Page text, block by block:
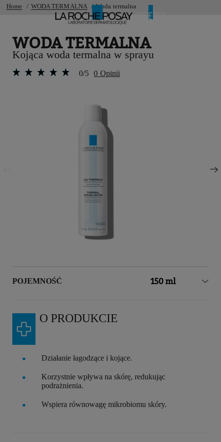
Home WODA TERMALNA Woda termalna
WODA TERMALNA
Kojąca woda termalna w sprayu
0/5 0 Opinii
Następny panel
POJEMNOŚĆ
Volume150 ml
O PRODUKCIE
Działanie łagodzące i kojące.
Korzystnie wpływa na skórę, redukując
podrażnienia.
Wspiera równowagę mikrobiomu skóry.